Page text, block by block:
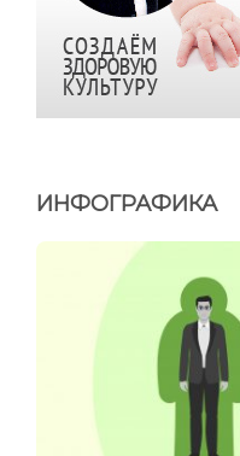
ИНФОГРАФИКА